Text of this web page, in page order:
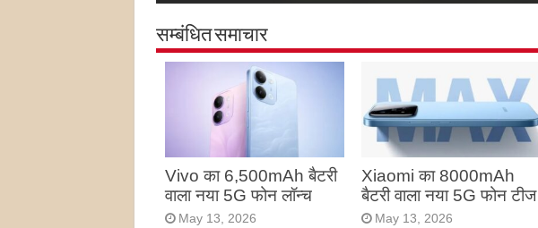
सम्बंधित समाचार
Vivo का 6,500mAh बैटरी
वाला नया 5G फोन लॉन्च
May 13, 2026
Xiaomi का 8000mAh
बैटरी वाला नया 5G फोन टीज
May 13, 2026